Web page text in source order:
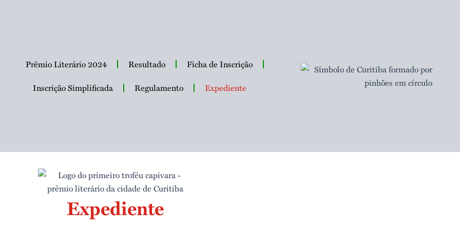
Prêmio Literário 2024
Resultado
Ficha de Inscrição
Inscrição Simplificada
Regulamento Expediente
Expediente